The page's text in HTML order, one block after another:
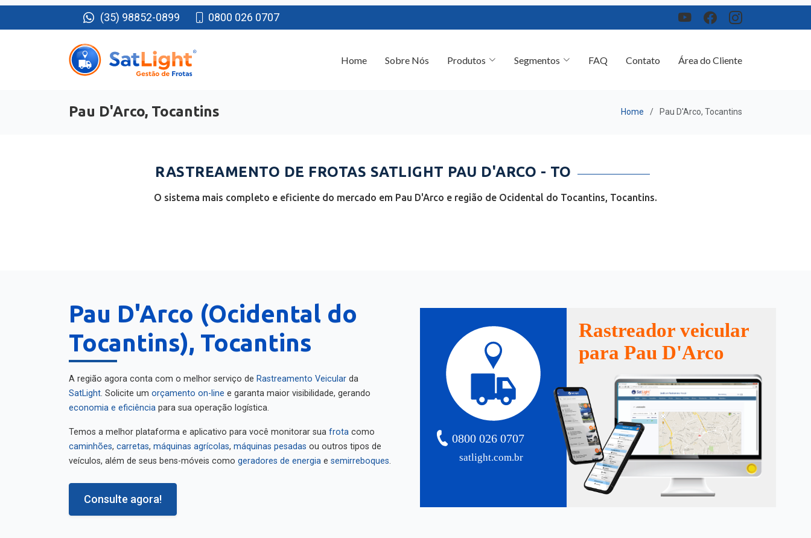
(35) 98852-0899 0800 026 0707
Área do Cliente
Pau D'Arco, Tocantins Home Pau D'Arco, Tocantins
RASTREAMENTO DE FROTAS SATLIGHT PAU D'ARCO - TO
O sistema mais completo e eficiente do mercado em Pau D'Arco e região de Ocidental do Tocantins, Tocantins.
Pau D'Arco (Ocidental do
Tocantins), Tocantins
A região agora conta com o melhor serviço de Rastreamento Veicular da
SatLight . Solicite um orçamento on-line e garanta maior visibilidade, gerando
economia e eficiência para sua operação logística.
Temos a melhor plataforma e aplicativo para você monitorar sua frota como
caminhões carretas máquinas agrícolas máquinas pesadas ou outros tipos de
veículos, além de seus bens-móveis como geradores de energia e semirreboques
Consulte agora!
satlight.com.br
0800 026 0707
Rastreador veicular
para Pau D'Arco